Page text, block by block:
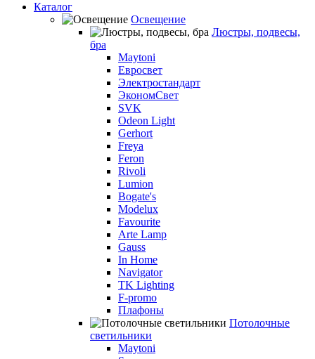
Каталог
Освещение
Люстры, подвесы,
бра
Maytoni
Евросвет
Электростандарт
ЭкономСвет
SVK
Odeon Light
Gerhort
Freya
Feron
Rivoli
Lumion
Bogate's
Modelux
Favourite
Arte Lamp
Gauss
In Home
Navigator
TK Lighting
F-promo
Плафоны
Потолочные
светильники
Maytoni